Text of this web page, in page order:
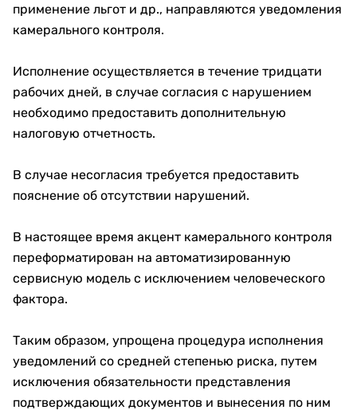
применение льгот и др., направляются уведомления
камерального контроля.
Исполнение осуществляется в течение тридцати
рабочих дней, в случае согласия с нарушением
необходимо предоставить дополнительную
налоговую отчетность.
В случае несогласия требуется предоставить
пояснение об отсутствии нарушений.
В настоящее время акцент камерального контроля
переформатирован на автоматизированную
сервисную модель с исключением человеческого
фактора.
Таким образом, упрощена процедура исполнения
уведомлений со средней степенью риска, путем
исключения обязательности представления
подтверждающих документов и вынесения по ним